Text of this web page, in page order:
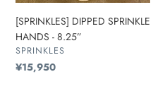
[SPRINKLES] DIPPED SPRINKLE
HANDS - 8.25”
販
売
SPRINKLES
通
¥15,950